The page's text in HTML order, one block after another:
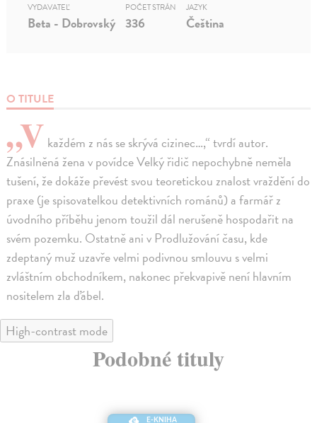
O TITULE
„V každém z nás se skrývá cizinec…,“ tvrdí autor.
Znásilněná žena v povídce Velký řidič nepochybně neměla
tušení, že dokáže převést svou teoretickou znalost vraždění do
praxe (je spisovatelkou detektivních románů) a farmář z
úvodního příběhu jenom toužil dál nerušeně hospodařit na
svém pozemku. Ostatně ani v Prodlužování času, kde
zdeptaný muž uzavře velmi podivnou smlouvu s velmi
zvláštním obchodníkem, nakonec překvapivě není hlavním
nositelem zla ďábel.
VYDAVATEĽ
Beta - Dobrovský
POČET STRÁN
336
JAZYK
Čeština
High-contrast mode
Podobné tituly